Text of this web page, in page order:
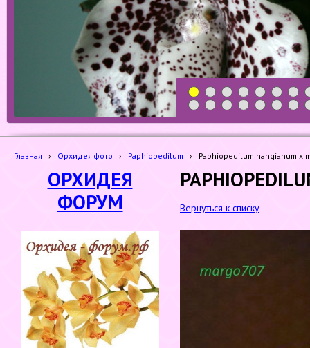
1 2 3 4 5 6 7
8
19 20 21 22 23 24 25
Главная › Орхидея фото › Paphiopedilum › Paphiopedilum hangianum x
ОРХИДЕЯ
ФОРУМ
Вернуться к списку